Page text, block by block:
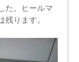
た。ヒールマ
ります。